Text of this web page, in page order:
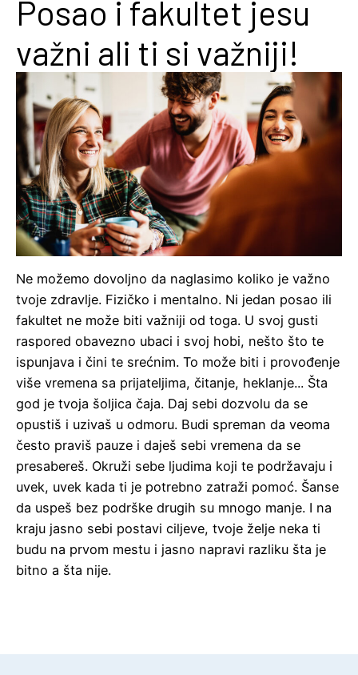
Posao i fakultet jesu
važni ali ti si važniji!
Ne možemo dovoljno da naglasimo koliko je važno
tvoje zdravlje. Fizičko i mentalno. Ni jedan posao ili
fakultet ne može biti važniji od toga. U svoj gusti
raspored obavezno ubaci i svoj hobi, nešto što te
ispunjava i čini te srećnim. To može biti i provođenje
više vremena sa prijateljima, čitanje, heklanje... Šta
god je tvoja šoljica čaja. Daj sebi dozvolu da se
opustiš i uzivaš u odmoru. Budi spreman da veoma
često praviš pauze i daješ sebi vremena da se
presabereš. Okruži sebe ljudima koji te podržavaju i
uvek, uvek kada ti je potrebno zatraži pomoć. Šanse
da uspeš bez podrške drugih su mnogo manje. I na
kraju jasno sebi postavi ciljeve, tvoje želje neka ti
budu na prvom mestu i jasno napravi razliku šta je
bitno a šta nije.